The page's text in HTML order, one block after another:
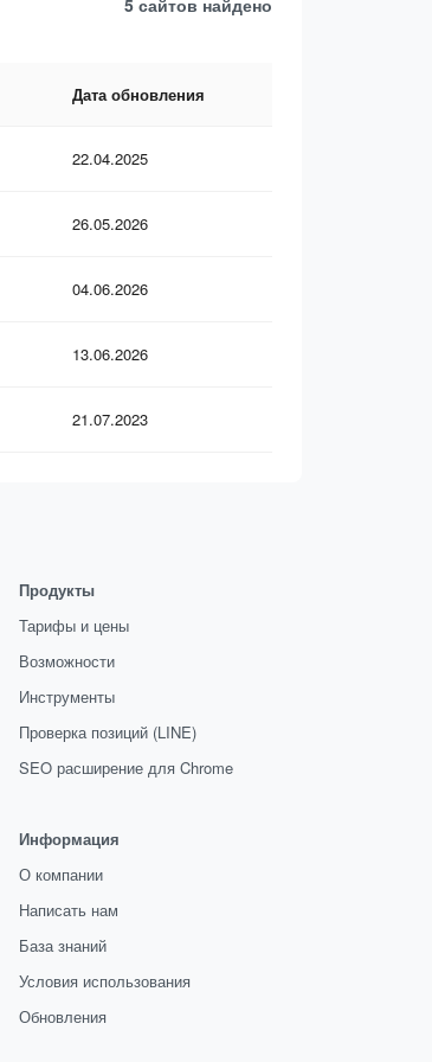
5 сайтов найдено
Дата обновления
22.04.2025
26.05.2026
04.06.2026
13.06.2026
21.07.2023
Продукты
Тарифы и цены
Возможности
Инструменты
Проверка позиций (LINE)
SEO расширение для Chrome
Информация
О компании
Написать нам
База знаний
Условия использования
Обновления